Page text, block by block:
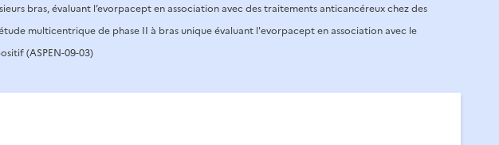
bras, évaluant l’evorpacept en association avec des traitements anticancéreux chez des
multicentrique de phase II à bras unique évaluant l'evorpacept en association avec le
(ASPEN-09-03)